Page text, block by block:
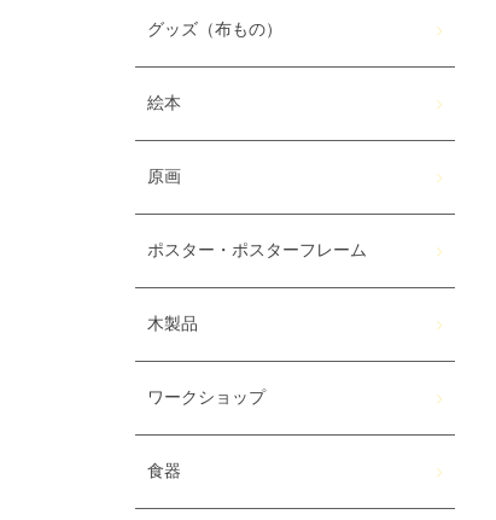
グッズ（布もの）
絵本
原画
ポスター・ポスターフレーム
木製品
ワークショップ
食器